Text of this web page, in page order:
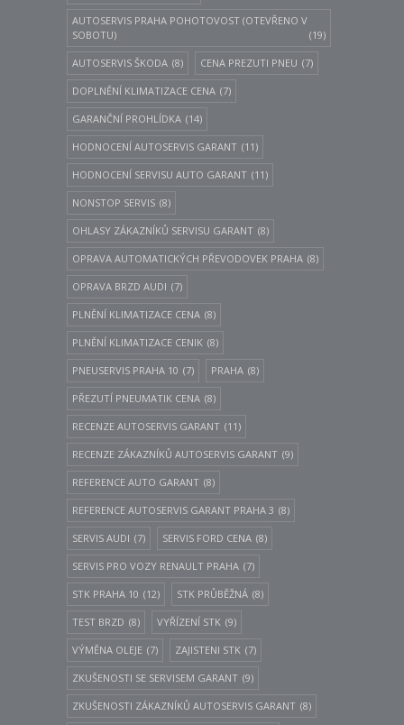
AUTOSERVIS PRAHA POHOTOVOST (OTEVŘENO V
SOBOTU)
(19)
AUTOSERVIS ŠKODA (8) CENA PREZUTI PNEU (7)
DOPLNĚNÍ KLIMATIZACE CENA (7)
GARANČNÍ PROHLÍDKA (14)
HODNOCENÍ AUTOSERVIS GARANT (11)
HODNOCENÍ SERVISU AUTO GARANT (11)
NONSTOP SERVIS (8)
OHLASY ZÁKAZNÍKŮ SERVISU GARANT (8)
OPRAVA AUTOMATICKÝCH PŘEVODOVEK PRAHA (8)
OPRAVA BRZD AUDI (7)
PLNĚNÍ KLIMATIZACE CENA (8)
PLNĚNÍ KLIMATIZACE CENIK (8)
PNEUSERVIS PRAHA 10 (7) PRAHA (8)
PŘEZUTÍ PNEUMATIK CENA (8)
RECENZE AUTOSERVIS GARANT (11)
RECENZE ZÁKAZNÍKŮ AUTOSERVIS GARANT (9)
REFERENCE AUTO GARANT (8)
REFERENCE AUTOSERVIS GARANT PRAHA 3 (8)
SERVIS AUDI (7) SERVIS FORD CENA (8)
SERVIS PRO VOZY RENAULT PRAHA (7)
STK PRAHA 10 (12) STK PRŮBĚŽNÁ (8)
TEST BRZD (8) VYŘÍZENÍ STK (9)
VÝMĚNA OLEJE (7) ZAJISTENI STK (7)
ZKUŠENOSTI SE SERVISEM GARANT (9)
ZKUŠENOSTI ZÁKAZNÍKŮ AUTOSERVIS GARANT (8)